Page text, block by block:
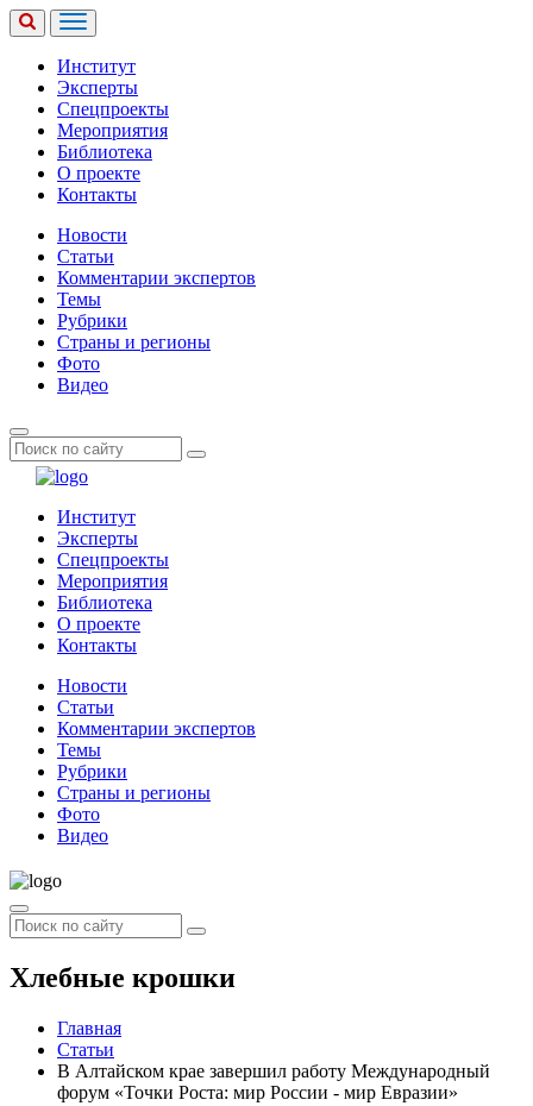
Институт
Эксперты
Спецпроекты
Мероприятия
Библиотека
О проекте
Контакты
Новости
Статьи
Комментарии экспертов
Темы
Рубрики
Страны и регионы
Фото
Видео
Институт
Эксперты
Спецпроекты
Мероприятия
Библиотека
О проекте
Контакты
Новости
Статьи
Комментарии экспертов
Темы
Рубрики
Страны и регионы
Фото
Видео
Хлебные крошки
Главная
Статьи
В Алтайском крае завершил работу Международный
форум «Точки Роста: мир России - мир Евразии»